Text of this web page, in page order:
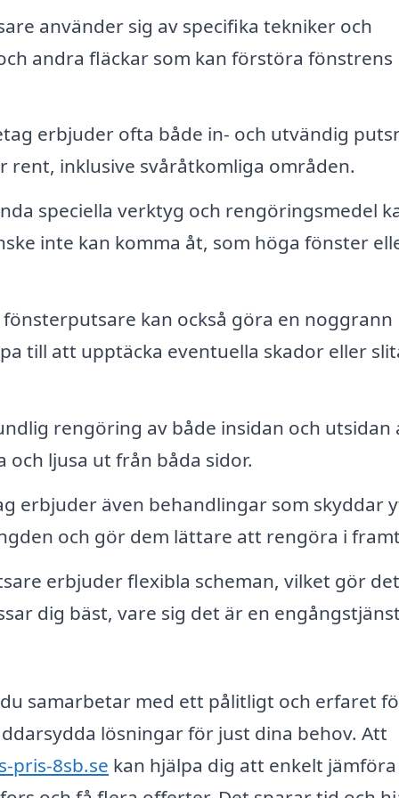
använder sig av specifika tekniker och
andra fläckar som kan förstöra fönstrens
erbjuder ofta både in- och utvändig
inklusive svåråtkomliga områden.
speciella verktyg och rengöringsmedel
inte kan komma åt, som höga fönster
kan också göra en noggrann
till att upptäcka eventuella skador eller
rengöring av både insidan och utsidan
ljusa ut från båda sidor.
erbjuder även behandlingar som skyddar
och gör dem lättare att rengöra i
erbjuder flexibla scheman, vilket gör det
dig bäst, vare sig det är en
samarbetar med ett pålitligt och erfaret
lösningar för just dina behov. Att
pris-8sb.se kan hjälpa dig att enkelt